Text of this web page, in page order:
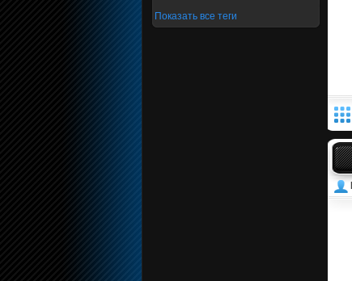
Показать все теги